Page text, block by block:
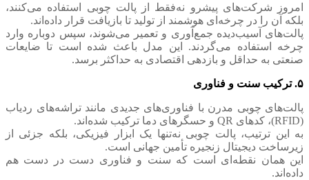
امروز شرکت‌های پیشرو نه‌فقط از پالت چوبی استفاده می‌کنند،
بلکه آن را در چرخه‌ای هوشمند از تولید تا بازیافت قرار داده‌اند.
پالت‌های آسیب‌دیده جمع‌آوری و تعمیر می‌شوند، سپس دوباره وارد
چرخه استفاده می‌گردند. این مدل باعث شده است تا ضایعات
صنعتی به حداقل و بازدهی اقتصادی به حداکثر برسد.
۵. ترکیب سنت و فناوری
پالت‌های چوبی مدرن با فناوری‌های جدیدی مانند تراشه‌های ردیاب
(RFID)، کدهای QR و حسگرهای دما ترکیب شده‌اند.
به این ترتیب، پالت چوبی نه‌تنها یک ابزار فیزیکی، بلکه جزئی از
زیرساخت دیجیتال زنجیره تأمین جهانی است.
این همان نقطه‌ای است که سنت و فناوری دست در دست هم
داده‌اند.